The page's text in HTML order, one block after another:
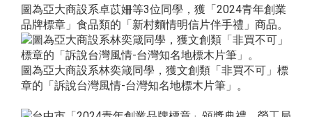
圖為亞大商設系卓苡姍等3位同學，獲「2024青年創業
品牌標章」食品類的「新村麵情明信片伴手禮」商品。
圖為亞大商設系林奕箴同學，獲文創類「非買不可」標
章的「訴說台灣風情-台灣知名地標木片筆」。